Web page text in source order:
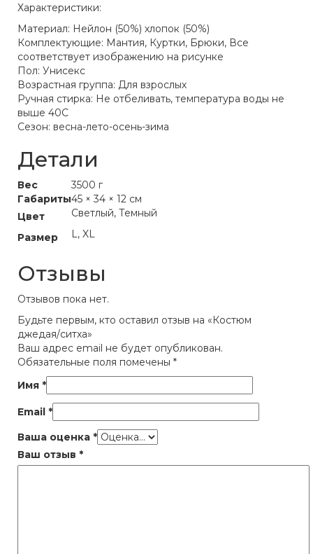
Характеристики:
Материал: Нейлон (50%) хлопок (50%)
Комплектующие: Мантия, Куртки, Брюки, Все
соответствует изображению на рисунке
Пол: Унисекс
Возрастная группа: Для взрослых
Ручная стирка: Не отбеливать, температура воды не
выше 40С
Сезон: весна-лето-осень-зима
Детали
Вес
3500 г
Габариты45 × 34 × 12 см
Цвет
Светлый, Темный
Размер
L, XL
Отзывы
Отзывов пока нет.
Будьте первым, кто оставил отзыв на «Костюм
джедая/ситха»
Ваш адрес email не будет опубликован.
Обязательные поля помечены *
Имя *
Email *
Ваша оценка *
Ваш отзыв *